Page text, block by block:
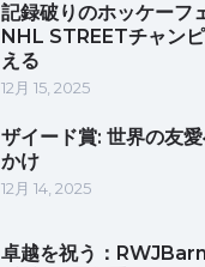
記録破りのホッケーフ
NHL STREETチャン
える
12月 15, 2025
ザイード賞: 世界の友
かけ
12月 14, 2025
卓越を祝う：